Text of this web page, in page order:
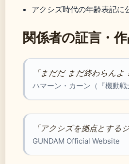
アクシズ時代の年齢表記
関係者の証言・
「まだだ まだ終わらんよ
ハマーン・カーン（『機動戦
「アクシズを拠点とする
GUNDAM Official Website